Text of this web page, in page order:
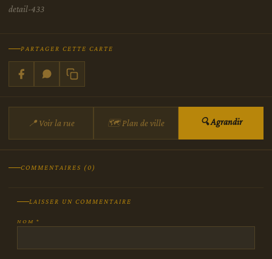
detail-433
PARTAGER CETTE CARTE
📍 Voir la rue 🗺 Plan de ville 🔍 Agrandir
COMMENTAIRES (0)
LAISSER UN COMMENTAIRE
NOM *